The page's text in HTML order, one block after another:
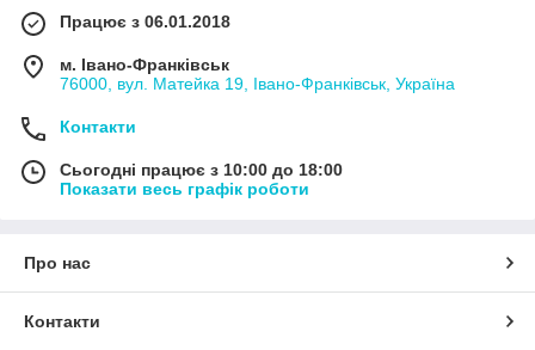
Працює з 06.01.2018
м. Івано-Франківськ
76000, вул. Матейка 19, Івано-Франківськ, Україна
Контакти
Сьогодні працює з 10:00 до 18:00
Показати весь графік роботи
Про нас
Контакти